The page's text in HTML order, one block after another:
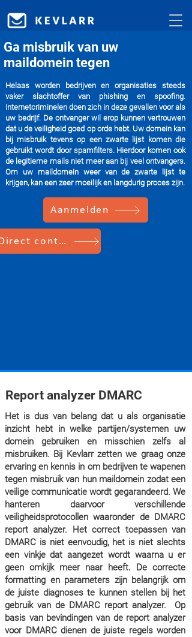
Ga misbruik van uw
maildomein tegen
Helaas worden bedrijven en organisaties steeds
vaker slachtoffer van phishing en spoofing.
Internetcriminelen doen zich in deze gevallen voor als
uw bedrijf. De ontvanger wil erop kunnen vertrouwen
dat u de veiligheid goed op orde hebt. Uw domein kan
bij misbruik tevens op een zwarte lijst komen die
gebruikt wordt door spamfilters. Hierdoor komen ook
de legitieme mails niet meer aan bij veel ontvangers.
Om uw maildomein weer van de zwarte lijst te
krijgen, kan een zeer moeilijk en langdurig proces zijn.
Aanmelden
contact
Report analyzer DMARC
Het is dus van belang dat u als organisatie
inzicht hebt in welke partijen/systemen uw
domein gebruiken en misschien zelfs al
misbruiken. Bij Kevlarr zetten we graag onze
ervaring en kennis in om bedrijven te wapenen
tegen misbruik van hun maildomein zodat een
veilige communicatie wordt gegarandeerd. We
hanteren daarvoor verschillende
veiligheidsprotocollen waaronder de DMARC
report analyzer. Het correct toepassen van
DMARC is niet eenvoudig, het is niet slechts
een vinkje dat aangezet wordt waarna u er
geen omkijk meer naar heeft. De correcte
formatting en parameters zijn belangrijk om
de juiste diagnoses te kunnen stellen bij het
gebruik van de DMARC report analyzer. Op
basis van bevindingen van de report analyzer
voor DMARC dienen de juiste regels worden